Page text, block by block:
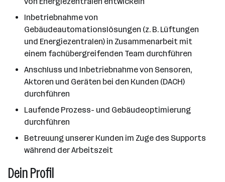
Inbetriebnahme von
Gebäudeautomationslösungen (z. B. Lüftungen
und Energiezentralen) in Zusammenarbeit mit
einem fachübergreifenden Team durchführen
Anschluss und Inbetriebnahme von Sensoren,
Aktoren und Geräten bei den Kunden (DACH)
durchführen
Laufende Prozess- und Gebäudeoptimierung
durchführen
Betreuung unserer Kunden im Zuge des Supports
während der Arbeitszeit
Dein Profil